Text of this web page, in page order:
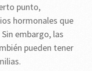
punto,
hormonales que
embargo, las
pueden tener